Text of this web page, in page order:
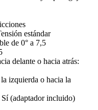
estándar
de 0° a 7,5
delante o hacia atrás:
izquierda o hacia la
Sí (adaptador incluido)